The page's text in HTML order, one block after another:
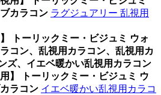
カラコン ラグジュアリー 乱視用
トーリックミー・ビジュミ ウォ
コン、乱視用カラコン、乱視用カ
ズ、イエベ暖かい乱視用カラコン
】 トーリックミー・ビジュミ ウ
ラコン イエベ暖かい乱視用カラコ